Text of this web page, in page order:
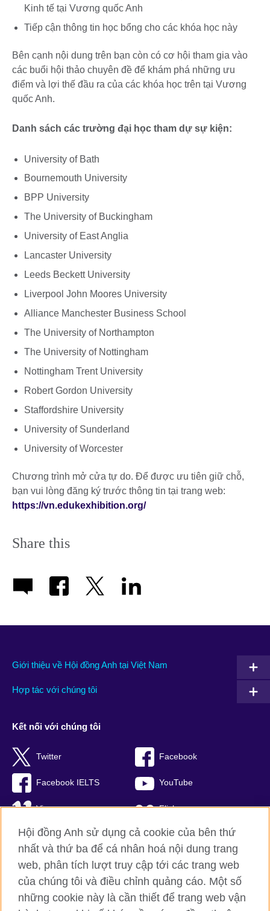
Kinh tế tại Vương quốc Anh
Tiếp cận thông tin học bổng cho các khóa học này
Bên cạnh nội dung trên bạn còn có cơ hội tham gia vào
các buổi hội thảo chuyên đề để khám phá những ưu
điểm và lợi thế đầu ra của các khóa học trên tại Vương
quốc Anh.
Danh sách các trường đại học tham dự sự kiện:
University of Bath
Bournemouth University
BPP University
The University of Buckingham
University of East Anglia
Lancaster University
Leeds Beckett University
Liverpool John Moores University
Alliance Manchester Business School
The University of Northampton
The University of Nottingham
Nottingham Trent University
Robert Gordon University
Staffordshire University
University of Sunderland
University of Worcester
Chương trình mở cửa tự do. Để được ưu tiên giữ chỗ,
bạn vui lòng đăng ký trước thông tin tại trang web:
https://vn.edukexhibition.org/
Share this
Giới thiệu về Hội đồng Anh tại Việt Nam
Hợp tác với chúng tôi
Kết nối với chúng tôi
Twitter Facebook
Facebook IELTS YouTube
Vimeo Flickr
RSS TikTok
Hội đồng Anh toàn cầu
Hội đồng Anh sử dụng cả cookie của bên thứ
nhất và thứ ba để cá nhân hoá nội dung trang
web, phân tích lượt truy cập tới các trang web
của chúng tôi và điều chỉnh quảng cáo. Một số
những cookie này là cần thiết để trang web vận